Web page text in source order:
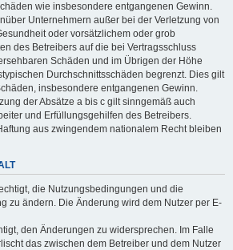
wie insbesondere entgangenen Gewinn.
Unternehmern außer bei der Verletzung von
oder vorsätzlichem oder grob
des Betreibers auf die bei Vertragsschluss
Schäden und im Übrigen der Höhe
Durchschnittsschäden begrenzt. Dies gilt
insbesondere entgangenen Gewinn.
der Absätze a bis c gilt sinngemäß auch
und Erfüllungsgehilfen des Betreibers.
aus zwingendem nationalem Recht bleiben
die Nutzungsbedingungen und die
zu ändern. Die Änderung wird dem Nutzer per E-
den Änderungen zu widersprechen. Im Falle
das zwischen dem Betreiber und dem Nutzer